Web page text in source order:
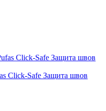
Click-Safe Защита швов